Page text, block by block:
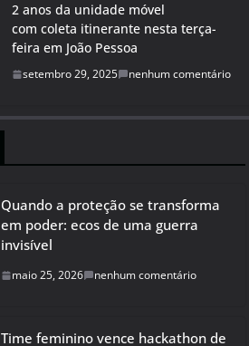
2 anos da unidade móvel
com coleta itinerante nesta terça-
feira em João Pessoa
setembro 29, 2025 nenhum comentário
Quando a proteção se transforma
em poder: ecos de uma guerra
invisível
maio 25, 2026 nenhum comentário
Time feminino vence hackathon de